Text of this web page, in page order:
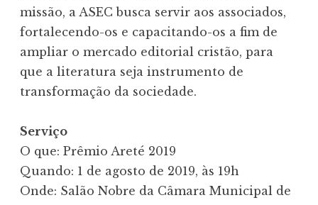
missão, a ASEC busca servir aos associados,
fortalecendo-os e capacitando-os a fim de
ampliar o mercado editorial cristão, para
que a literatura seja instrumento de
transformação da sociedade.
Serviço
O que: Prêmio Areté 2019
Quando: 1 de agosto de 2019, às 19h
Onde: Salão Nobre da Câmara Municipal de